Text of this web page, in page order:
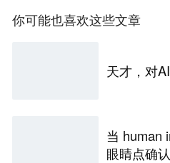
你可能也喜欢这些文章
天才，对
当 human
眼睛点确